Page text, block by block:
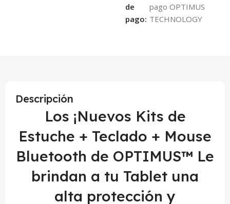
de
pago:
Descripción
Los ¡Nuevos Kits de
Estuche + Teclado + Mouse
Bluetooth de OPTIMUS™ Le
brindan a tu Tablet una
alta protección y